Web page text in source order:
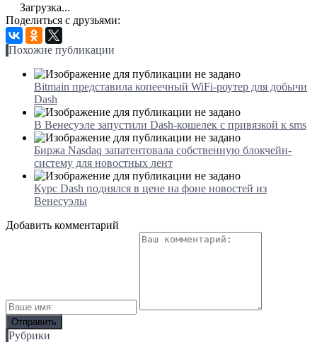
Загрузка...
Поделиться с друзьями:
Похожие публикации
Bitmain представила копеечный WiFi-роутер для добычи
Dash
В Венесуэле запустили Dash-кошелек с привязкой к sms
Биржа Nasdaq запатентовала собственную блокчейн-
систему для новостных лент
Курс Dash поднялся в цене на фоне новостей из
Венесуэлы
Добавить комментарий
Рубрики